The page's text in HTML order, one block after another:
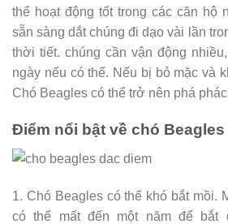
thể hoạt động tốt trong các căn hộ
sẵn sàng dắt chúng đi dạo vài lần
thời tiết. chúng cần vận động
ngày nếu có thể. Nếu bị bỏ mặc và
Chó Beagles có thể trở nên phá
Điểm nổi bật về chó Beagles
1. Chó Beagles có thể khó bắt mồi.
có thể mất đến một năm để bắt